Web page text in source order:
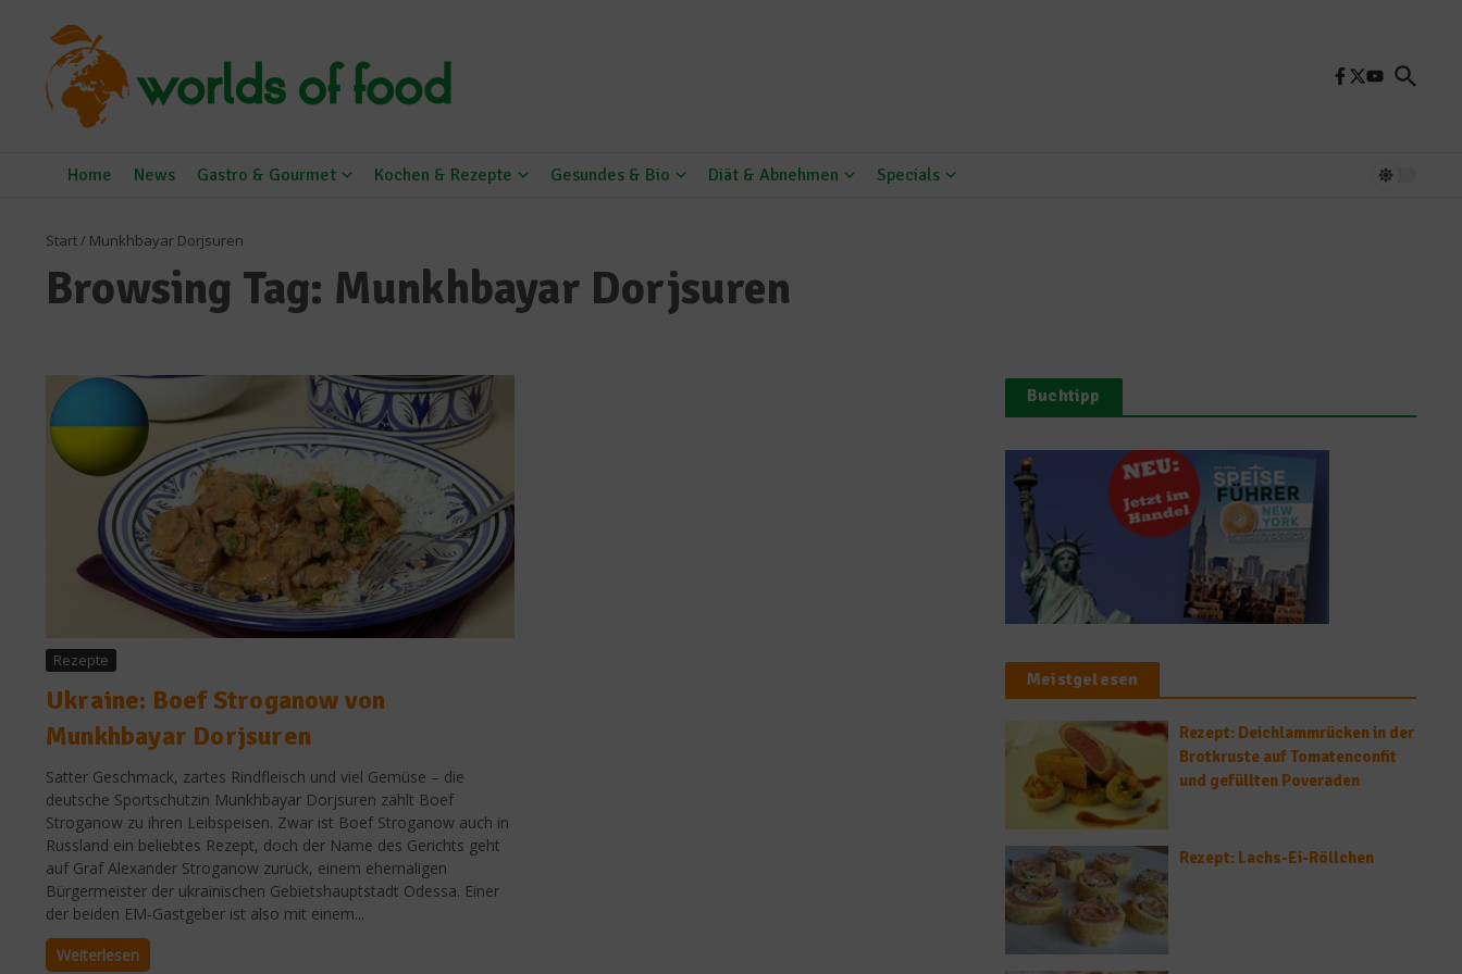
Home News Gastro & Gourmet Kochen & Rezepte Gesundes & Bio Diät & Abnehmen Specials
Start/ Munkhbayar Dorjsuren
Browsing Tag: Munkhbayar Dorjsuren
Rezepte
Ukraine: Boef Stroganow von
Munkhbayar Dorjsuren
Satter Geschmack, zartes Rindfleisch und viel Gemüse – die
deutsche Sportschützin Munkhbayar Dorjsuren zählt Boef
Stroganow zu ihren Leibspeisen. Zwar ist Boef Stroganow auch in
Russland ein beliebtes Rezept, doch der Name des Gerichts geht
auf Graf Alexander Stroganow zurück, einem ehemaligen
Bürgermeister der ukrainischen Gebietshauptstadt Odessa. Einer
der beiden EM-Gastgeber ist also mit einem...
Weiterlesen
Buchtipp
Meistgelesen
Rezept: Deichlammrücken in der
Brotkruste auf Tomatenconfit
und gefüllten Poveraden
Rezept: Lachs-Ei-Röllchen